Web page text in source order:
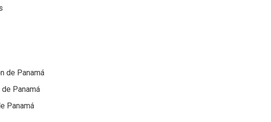
de Panamá
Panamá
Panamá